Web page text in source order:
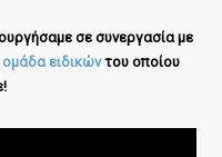
σε συνεργασία με
ομάδα ειδικώντου οποίου